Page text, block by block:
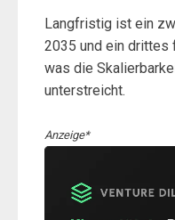
Langfristig ist ein
2035 und ein drittes
was die
unterstreicht.
Anzeige*